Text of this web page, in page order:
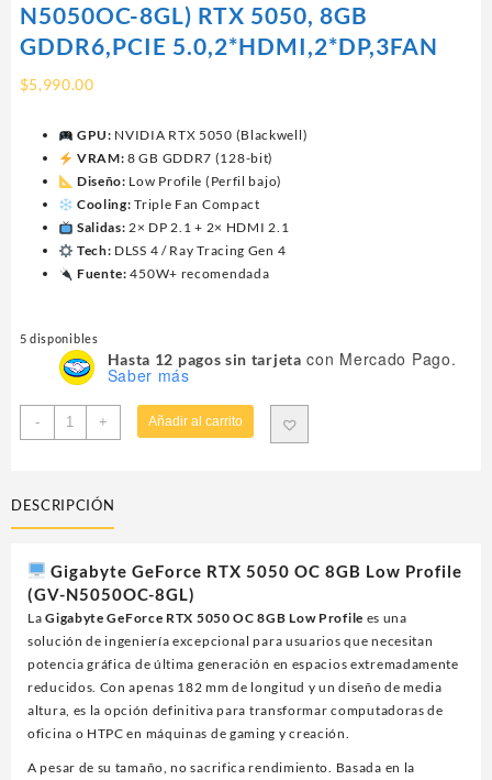
N5050OC-8GL) RTX 5050, 8GB
GDDR6,PCIE 5.0,2*HDMI,2*DP,3FAN
$5,990.00
GPU: NVIDIA RTX 5050 (Blackwell)
VRAM: 8 GB GDDR7 (128-bit)
Diseño: Low Profile (Perfil bajo)
Cooling: Triple Fan Compact
Salidas: 2× DP 2.1 + 2× HDMI 2.1
Tech: DLSS 4 / Ray Tracing Gen 4
Fuente: 450W+ recomendada
5 disponibles
Hasta 12 pagos sin tarjeta con Mercado Pago.
Saber más
-
TARJETA
DE
(GV-
N5050OC-
RTX
5050,
8GB
GDDR6,PCIE
5.0,2*HDMI,2*DP,3FAN
cantidad
+ Añadir al carrito
DESCRIPCIÓN
Gigabyte GeForce RTX 5050 OC 8GB Low Profile
(GV-N5050OC-8GL)
LaGigabyte GeForce RTX 5050 OC 8GB Low Profile es una
solución de ingeniería excepcional para usuarios que necesitan
potencia gráfica de última generación en espacios extremadamente
reducidos. Con apenas 182 mm de longitud y un diseño de media
altura, es la opción definitiva para transformar computadoras de
oficina o HTPC en máquinas de gaming y creación.
A pesar de su tamaño, no sacrifica rendimiento. Basada en la